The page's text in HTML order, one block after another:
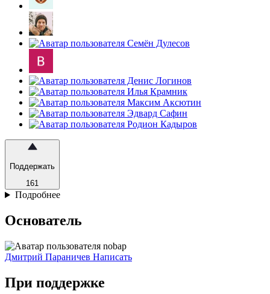
Поддержать
161
Подробнее
Основатель
Дмитрий Параничев Написать
При поддержке